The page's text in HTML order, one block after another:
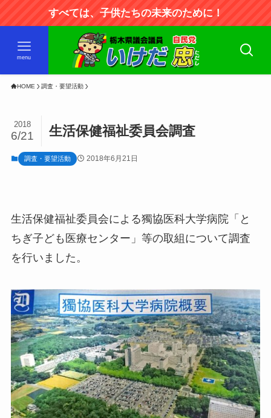
すべては、子供たちの未来のために！
menu
HOME 調査・要望活動
生活保健福祉委員会調査
2018
6/21
調査・要望活動 2018年6月21日
生活保健福祉委員会による獨協医科大学病院「と
ちぎ子ども医療センター」等の取組について調査
を行いました。